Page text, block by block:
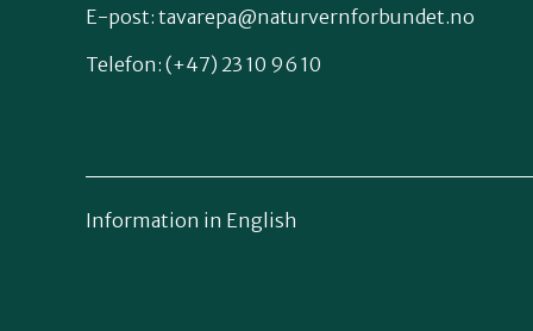
E-post: tavarepa@naturvernforbundet.no
Telefon: (+47) 23 10 96 10
Information in English